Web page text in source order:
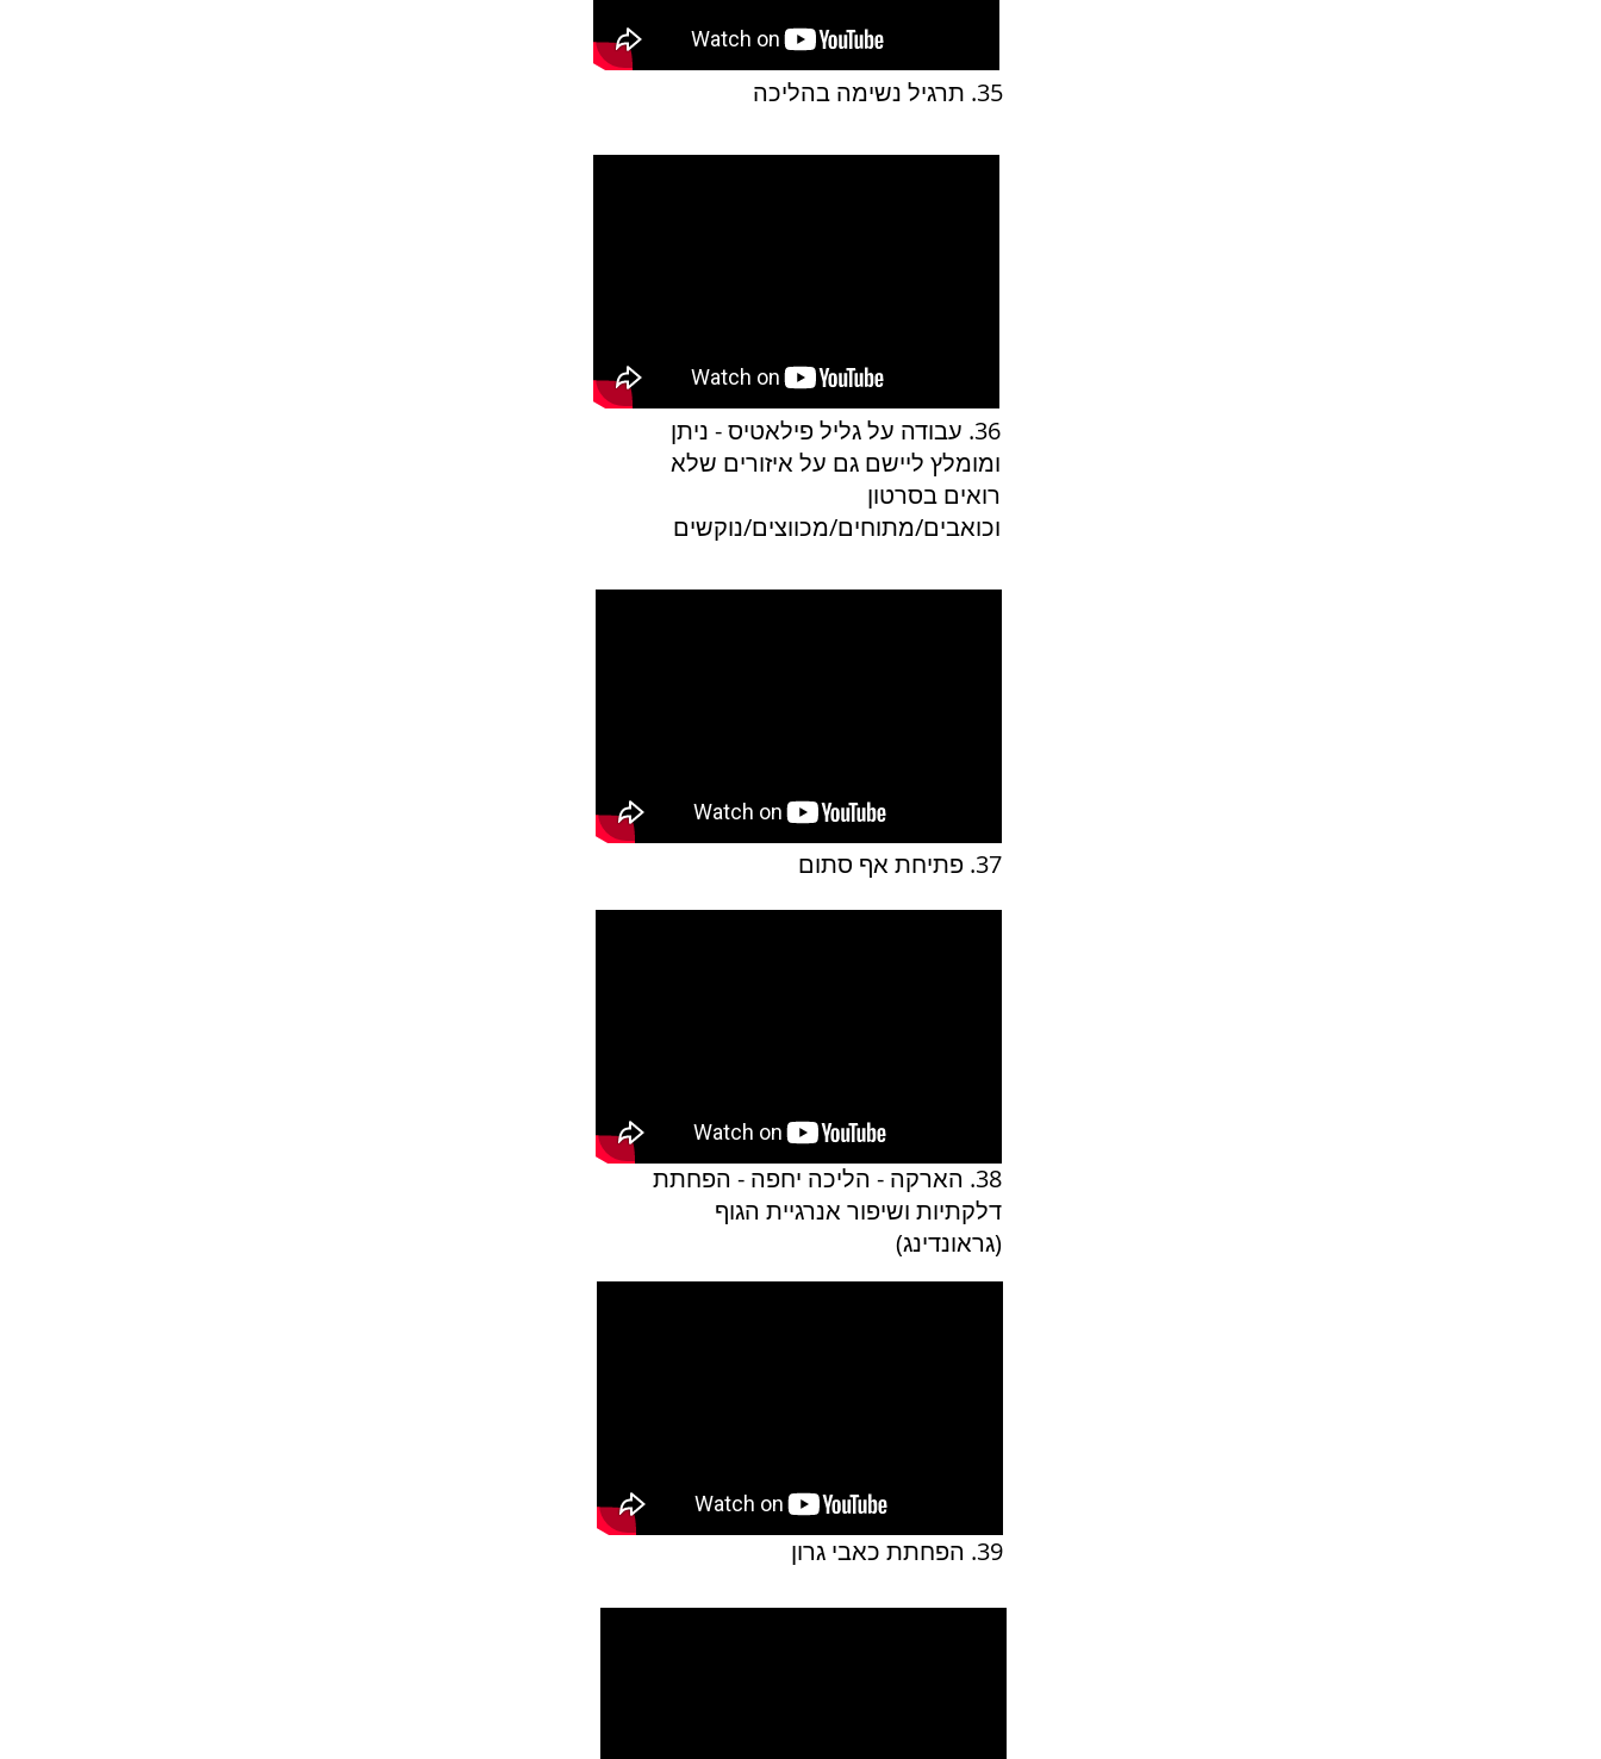
35. תרגיל נשימה בהליכה
36. עבודה על גליל פילאטיס - ניתן
ומומלץ ליישם גם על איזורים שלא
רואים בסרטון
וכואבים/מתוחים/מכווצים/נוקשים
37. פתיחת אף סתום
38. הארקה - הליכה יחפה - הפחתת
דלקתיות ושיפור אנרגיית הגוף
(גראונדינג)
39. הפחתת כאבי גרון